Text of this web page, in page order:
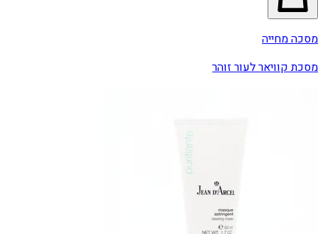
מסכה מחייה
מסכת קוויאר לעור זוהר